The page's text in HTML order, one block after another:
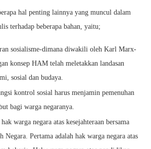
hal penting lainnya yang muncul dalam
terhadap beberapa bahan, yaitu;
sosialisme-dimana diwakili oleh Karl Marx-
konsep HAM telah meletakkan landasan
sosial dan budaya.
kontrol sosial harus menjamin pemenuhan
bagi warga negaranya.
warga negara atas kesejahteraan bersama
Negara. Pertama adalah hak warga negara atas